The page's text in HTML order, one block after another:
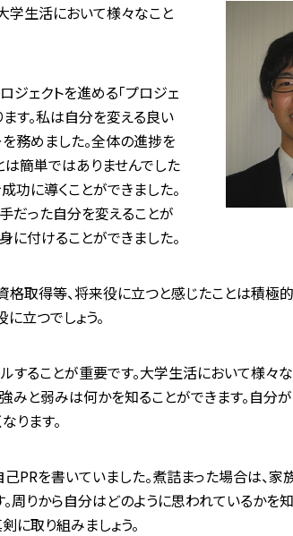
学生活において様々なこと
ェクトを進める「プロジェ
す。私は自分を変える良い
務めました。全体の進捗を
簡単ではありませんでした
功に導くことができました。
だった自分を変えることが
に付けることができました。
格取得等、将来役に立つと感じたことは積極
立つでしょう。
することが重要です。大学生活において様々
みと弱みは何かを知ることができます。自分
ります。
PRを書いていました。煮詰まった場合は、家
周りから自分はどのように思われているかを
に取り組みましょう。